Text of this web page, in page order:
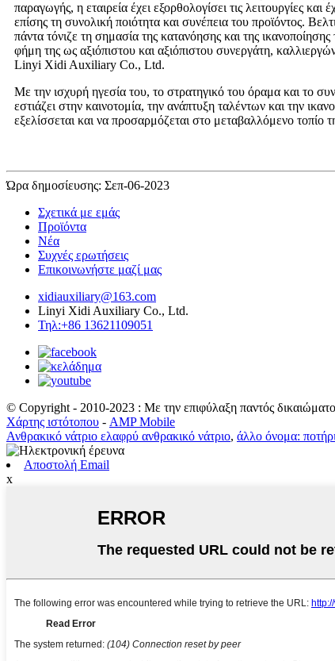
παραγωγής, η εταιρεία έχει εξορθολογίσει τις λειτουργίες
επίσης τη συνολική ποιότητα και συνέπεια του προϊόντος.
πάντα τόνιζε τη σημασία της κατανόησης και της
φήμη της ως αξιόπιστου και αξιόπιστου συνεργάτη,
Linyi Xidi Auxiliary Co., Ltd.
Με την ισχυρή ηγεσία του, το στρατηγικό του όραμα και το
εστιάζει στην καινοτομία, την ανάπτυξη ταλέντων και την
εξελίσσεται και να προσαρμόζεται στο μεταβαλλόμενο τοπίο
Ώρα δημοσίευσης: Σεπ-06-2023
Σχετικά με εμάς
Προϊόντα
Νέα
Συχνές ερωτήσεις
Επικοινωνήστε μαζί μας
xidiauxiliary@163.com
Linyi Xidi Auxiliary Co., Ltd.
Τηλ:+86 13621109051
© Copyright - 2010-2023 : Με την επιφύλαξη παντός
Χάρτης ιστότοπου - AMP Mobile
Ανθρακικό νάτριο ελαφρύ ανθρακικό νάτριο, άλλο όνομα:
Αποστολή Email
x